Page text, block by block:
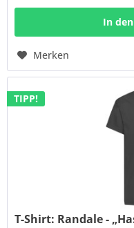
In den
Merken
TIPP!
T-Shirt: Randale -